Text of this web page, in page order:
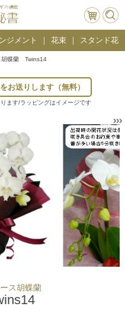
ジメント 花束 スタンド花
胡蝶蘭 Twins14
お送りします（無料）
ます/ラッピングはイメージです
ス胡蝶蘭